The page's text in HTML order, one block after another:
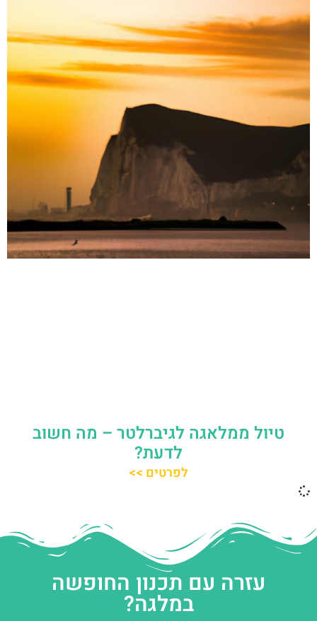
טיול ממלאגה לגיברלטר – מה חשוב
לדעת?
לפרטים >>
עזרה עם תכנון החופשה
במלגה?